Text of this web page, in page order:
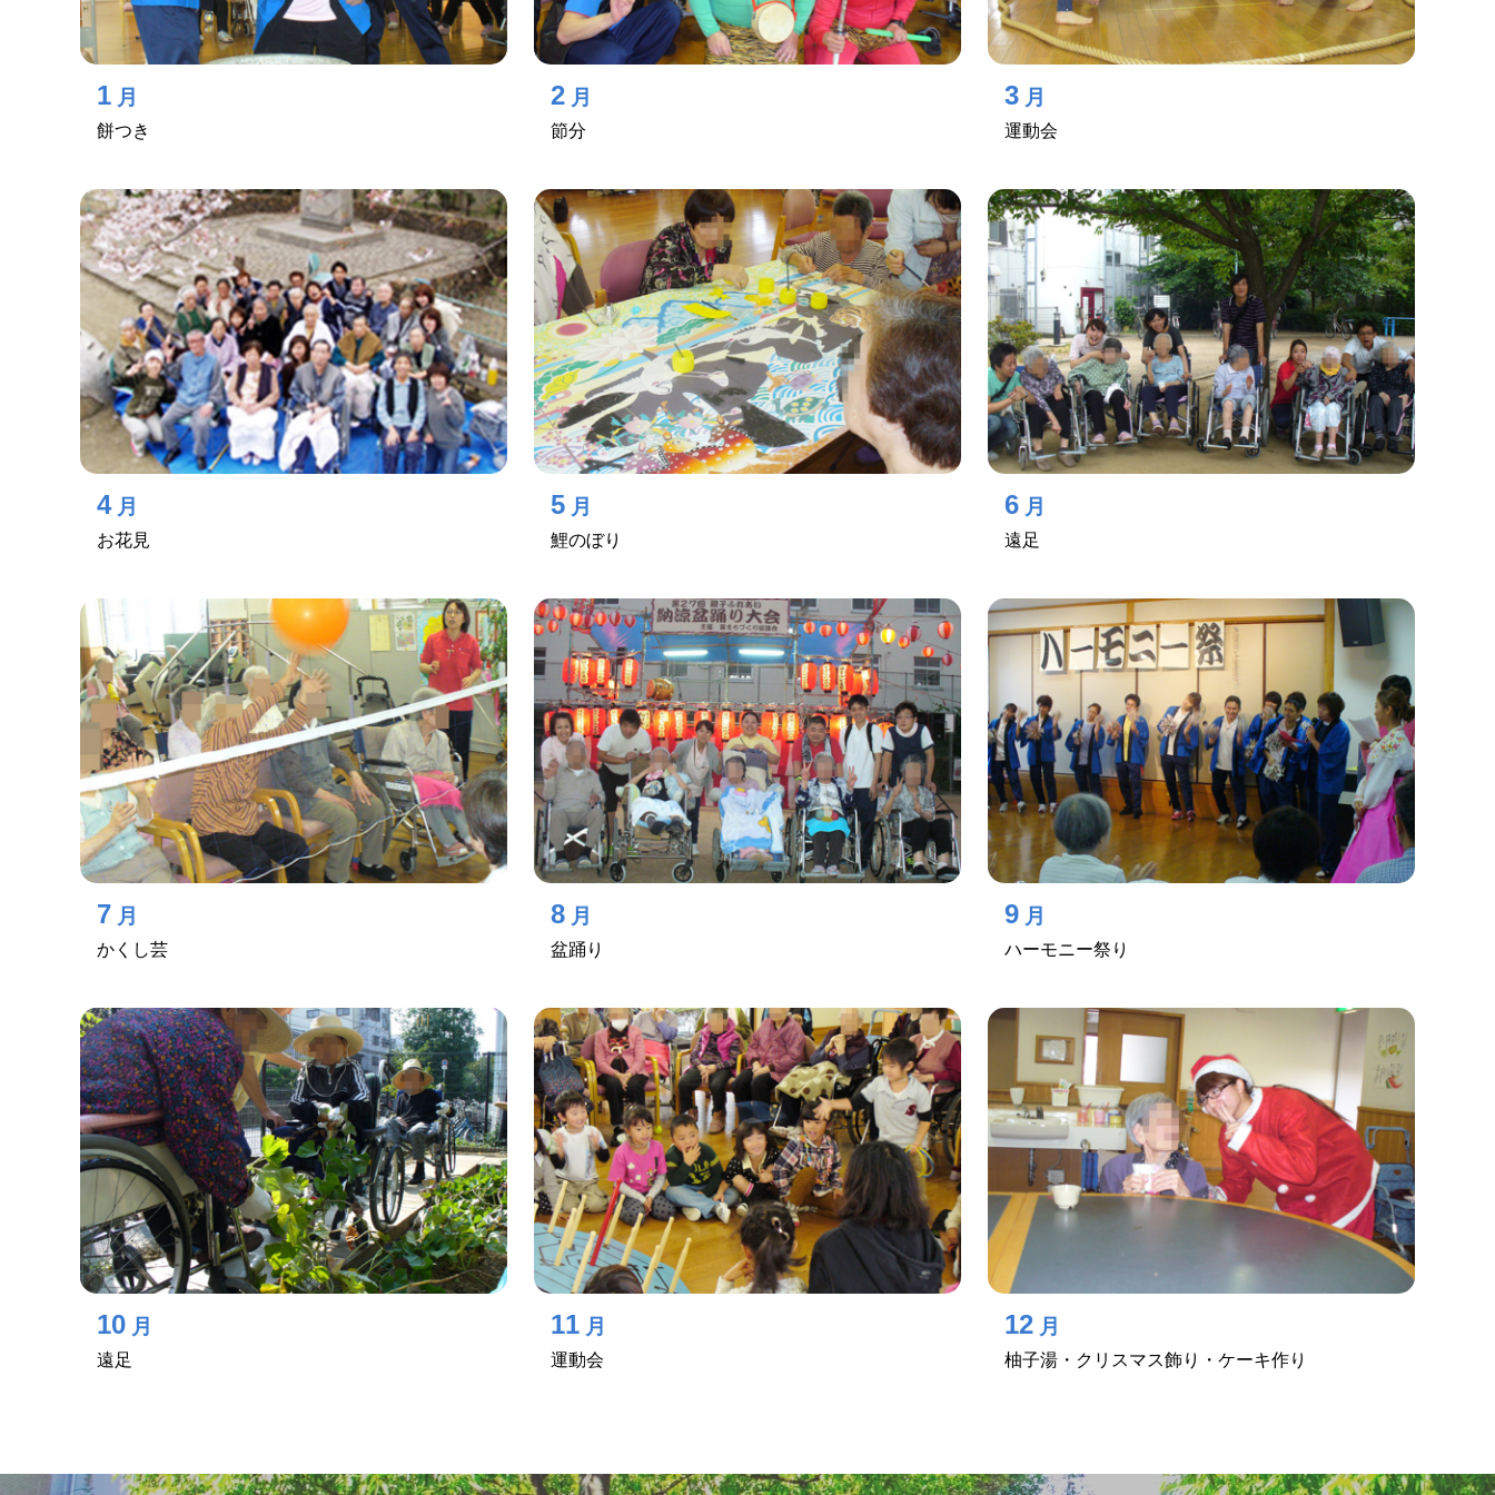
1 月
餅つき
2 月
節分
3 月
運動会
4 月
お花見
5 月
鯉のぼり
6 月
遠足
7 月
かくし芸
8 月
盆踊り
9 月
ハーモニー祭り
10 月
遠足
11 月
運動会
12 月
柚子湯・クリスマス飾り・ケーキ作り